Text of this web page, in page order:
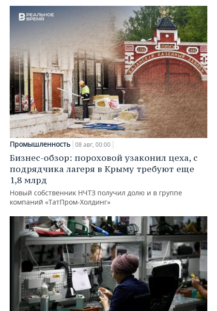
Промышленность 08 авг, 00:00
Бизнес-обзор: пороховой узаконил цеха, с
подрядчика лагеря в Крыму требуют еще
1,8 млрд
Новый собственник НЧТЗ получил долю и в группе
компаний «ТатПром-Холдинг»